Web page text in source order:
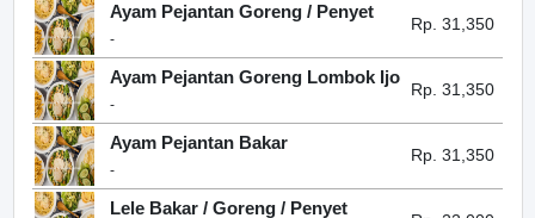
Ayam Pejantan Goreng / Penyet
-
Rp. 31,350
Ayam Pejantan Goreng Lombok Ijo
-
Rp. 31,350
Ayam Pejantan Bakar
-
Rp. 31,350
Lele Bakar / Goreng / Penyet